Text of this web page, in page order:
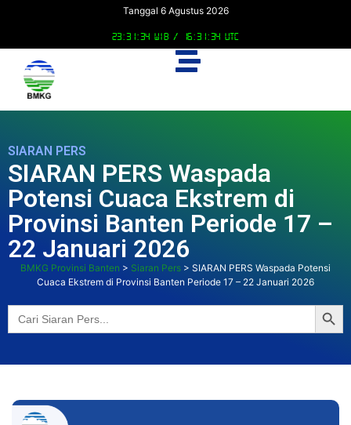
Tanggal 6 Agustus 2026
23:31:35 WIB / 16:31:35 UTC
SIARAN PERS
SIARAN PERS Waspada
Potensi Cuaca Ekstrem di
Provinsi Banten Periode 17 –
22 Januari 2026
BMKG Provinsi Banten > Siaran Pers > SIARAN PERS Waspada Potensi
Cuaca Ekstrem di Provinsi Banten Periode 17 – 22 Januari 2026
Search
for: